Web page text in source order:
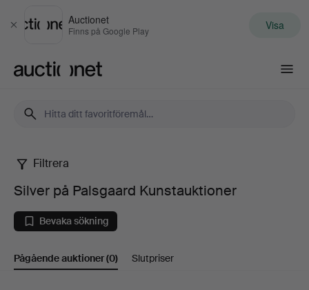
Stäng
Auctionet
Finns på Google Play Visa
Silver
på
Palsgaard
Kunstauktioner
Filtrera
Silver på Palsgaard Kunstauktioner
Bevaka sökning
Pågående auktioner(0) Slutpriser